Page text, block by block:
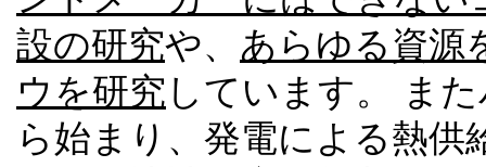
設の研究や、 あらゆる資源
ウを研究 しています。 ま
ら始まり、発電による熱